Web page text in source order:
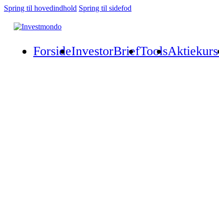
Spring til hovedindhold Spring til sidefod
ForsideInvestorBriefTools